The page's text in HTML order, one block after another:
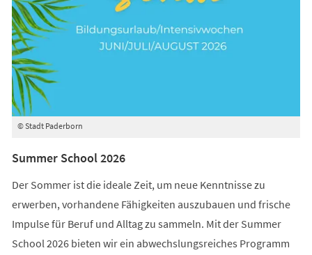
© Stadt Paderborn
Summer School 2026
Der Sommer ist die ideale Zeit, um neue Kenntnisse zu
erwerben, vorhandene Fähigkeiten auszubauen und frische
Impulse für Beruf und Alltag zu sammeln. Mit der Summer
School 2026 bieten wir ein abwechslungsreiches Programm